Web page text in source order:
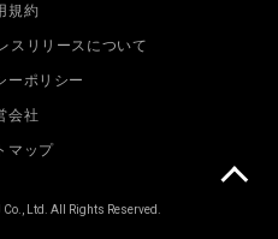
規約
スリリースについて
ーポリシー
会社
マップ
Ltd. All Rights Reserved.